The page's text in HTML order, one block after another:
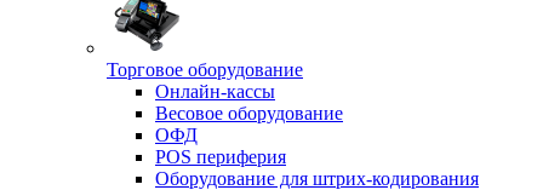
Торговое оборудование
Онлайн-кассы
Весовое оборудование
ОФД
POS периферия
Оборудование для штрих-кодирования